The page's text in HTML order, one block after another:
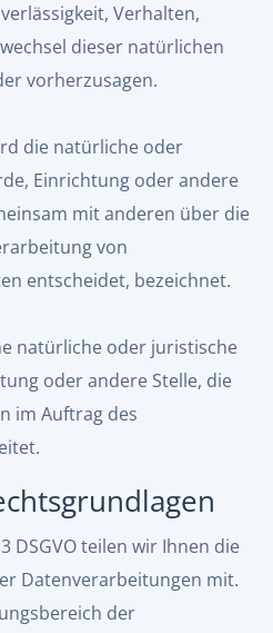
Verhalten,
dieser natürlichen
vorherzusagen.
die natürliche oder
Einrichtung oder andere
mit anderen über die
von
entscheidet, bezeichnet.
natürliche oder juristische
oder andere Stelle, die
im Auftrag des
DSGVO teilen wir Ihnen die
Datenverarbeitungen mit.
der